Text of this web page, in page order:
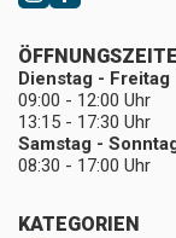
KATEGORIEN
Dienstag - Freitag
09:00 - 12:00 Uhr
13:15 - 17:30 Uhr
Samstag -
08:30 - 17:00 Uhr